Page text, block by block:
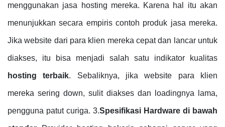
menggunakan jasa hosting mereka. Karena hal itu akan
menunjukkan secara empiris contoh produk jasa mereka.
Jika website dari para klien mereka cepat dan lancar untuk
diakses, itu bisa menjadi salah satu indikator kualitas
hosting terbaik. Sebaliknya, jika website para klien
mereka sering down, sulit diakses dan loadingnya lama,
pengguna patut curiga. 3.Spesifikasi Hardware di bawah